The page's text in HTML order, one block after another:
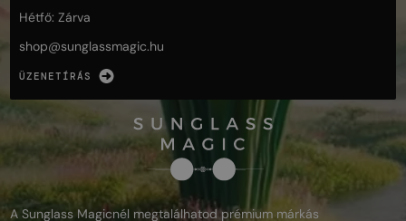
Hétfő: Zárva
shop@sunglassmagic.hu
ÜZENETÍRÁS
A Sunglass Magicnél megtalálhatod prémium márkás